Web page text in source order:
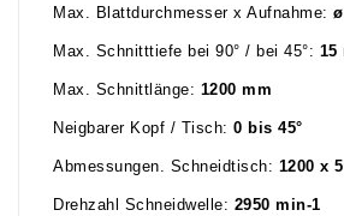
Max. Blattdurchmesser x Aufnahme: ø
Max. Schnitttiefe bei 90° / bei 45°: 15
Max. Schnittlänge: 1200 mm
Neigbarer Kopf / Tisch: 0 bis 45°
Abmessungen. Schneidtisch: 1200 x
Drehzahl Schneidwelle: 2950 min-1